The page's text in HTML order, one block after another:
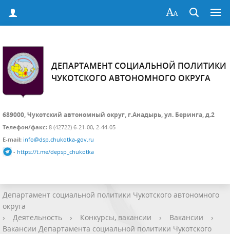
ДЕПАРТАМЕНТ СОЦИАЛЬНОЙ ПОЛИТИКИ
ЧУКОТСКОГО АВТОНОМНОГО ОКРУГА
689000, Чукотский автономный округ, г.Анадырь, ул. Беринга, д.2
Телефон/факс: 8 (42722) 6-21-00, 2-44-05
E-mail: info@dsp.chukotka-gov.ru
- https://t.me/depsp_chukotka
Департамент социальной политики Чукотского автономного
округа
›
Деятельность › Конкурсы, вакансии › Вакансии
›
Вакансии Департамента социальной политики Чукотского